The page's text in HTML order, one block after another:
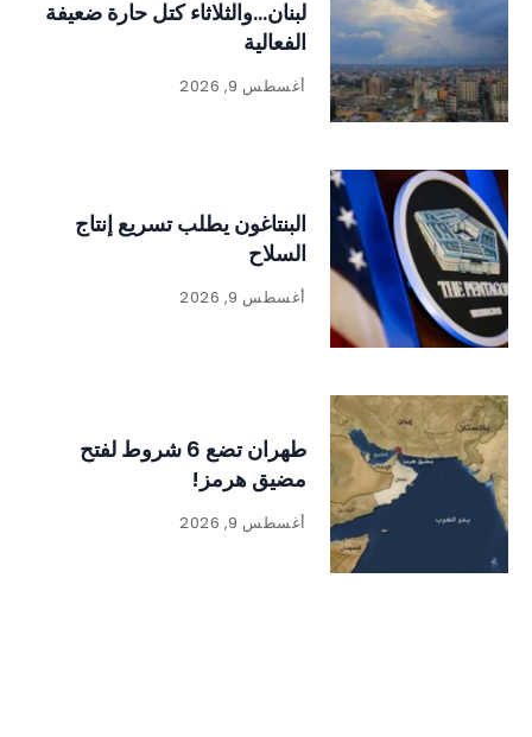
لبنان…والثلاثاء كتل حارة ضعيفة
الفعالية
أغسطس 9, 2026
البنتاغون يطلب تسريع إنتاج
السلاح
أغسطس 9, 2026
طهران تضع 6 شروط لفتح
مضيق هرمز!
أغسطس 9, 2026